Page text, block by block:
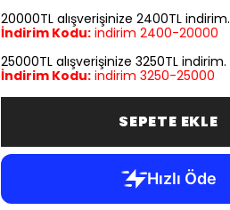
20000TL alışverişinize 2400TL indirim.
İndirim Kodu: indirim 2400-20000
25000TL alışverişinize 3250TL indirim.
İndirim Kodu: indirim 3250-25000
SEPETE EKLE